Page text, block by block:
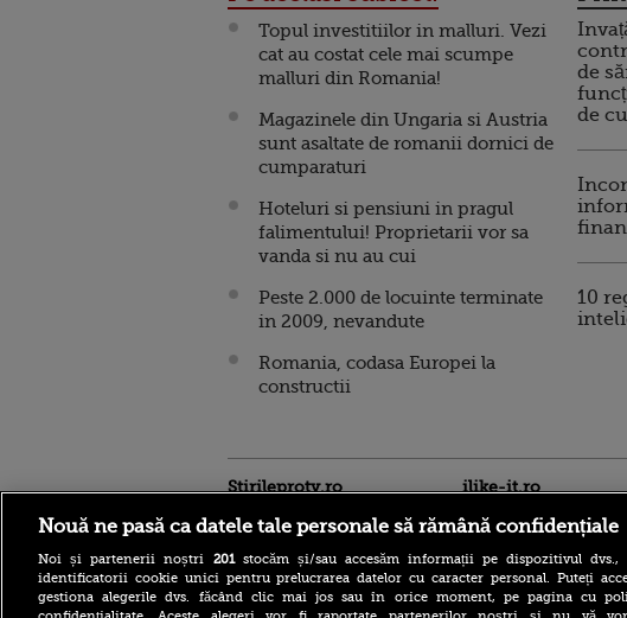
Topul investitiilor in malluri. Vezi
cat au costat cele mai scumpe
malluri din Romania!
Magazinele din Ungaria si Austria
sunt asaltate de romanii dornici de
cumparaturi
Hoteluri si pensiuni in pragul
falimentului! Proprietarii vor sa
vanda si nu au cui
Peste 2.000 de locuinte terminate
in 2009, nevandute
Romania, codasa Europei la
constructii
de
de
10
Stirileprotv.ro ilike-it.ro
Nouă ne pasă ca datele tale personale să rămână confidențiale
Noi și partenerii noștri 201stocăm și/sau accesăm informații pe dispozitivul dvs.,
identificatorii cookie unici pentru prelucrarea datelor cu caracter personal. Puteți
gestiona alegerile dvs. făcând clic mai jos sau în orice moment, pe pagina cu